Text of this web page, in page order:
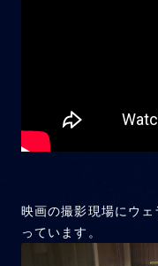
映画の撮影現場にウ
っています。